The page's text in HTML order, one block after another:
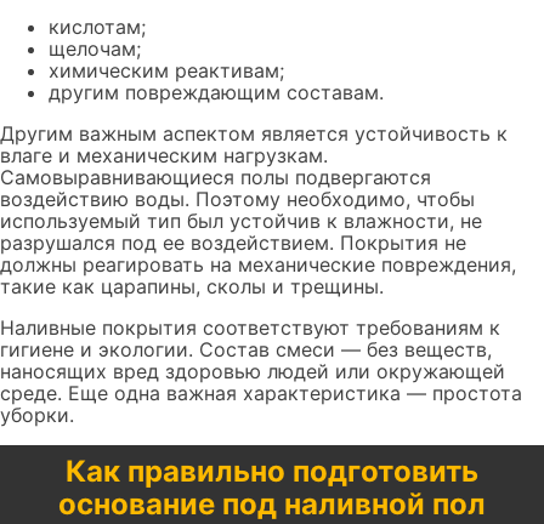
кислотам;
щелочам;
химическим реактивам;
другим повреждающим составам.
Другим важным аспектом является устойчивость к
влаге и механическим нагрузкам.
Самовыравнивающиеся полы подвергаются
воздействию воды. Поэтому необходимо, чтобы
используемый тип был устойчив к влажности, не
разрушался под ее воздействием. Покрытия не
должны реагировать на механические повреждения,
такие как царапины, сколы и трещины.
Наливные покрытия соответствуют требованиям к
гигиене и экологии. Состав смеси — без веществ,
наносящих вред здоровью людей или окружающей
среде. Еще одна важная характеристика — простота
уборки.
Как правильно подготовить
основание под наливной пол